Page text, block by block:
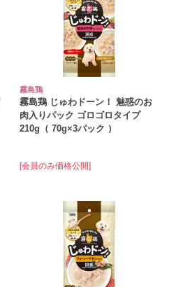
霧島鶏
霧島鶏 じゅわドーン！ 魅惑のお
肉入りパック ゴロゴロタイプ
210g（ 70g×3パック ）
[会員のみ価格公開]